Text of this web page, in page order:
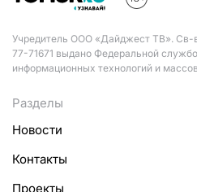
Учредитель ООО «Дайджест ТВ».
77-71671 выдано Федеральной
информационных технологий и
Разделы
Новости
Контакты
Проекты